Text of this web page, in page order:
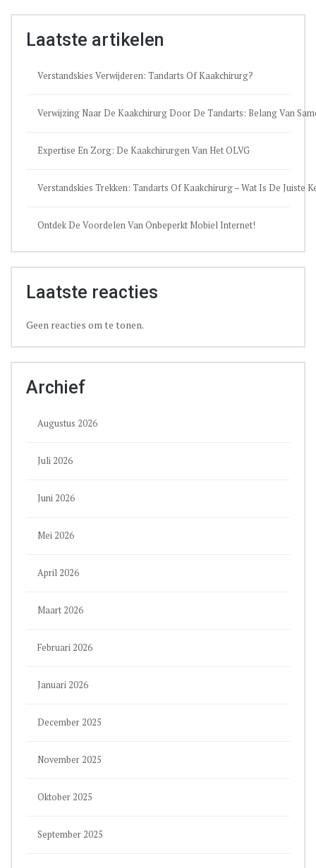
Laatste artikelen
Verstandskies Verwijderen: Tandarts Of Kaakchirurg?
Verwijzing Naar De Kaakchirurg Door De Tandarts: Belang Van
Expertise En Zorg: De Kaakchirurgen Van Het OLVG
Verstandskies Trekken: Tandarts Of Kaakchirurg – Wat Is De Juiste
Ontdek De Voordelen Van Onbeperkt Mobiel Internet!
Laatste reacties
Geen reacties om te tonen.
Archief
Augustus 2026
Juli 2026
Juni 2026
Mei 2026
April 2026
Maart 2026
Februari 2026
Januari 2026
December 2025
November 2025
Oktober 2025
September 2025